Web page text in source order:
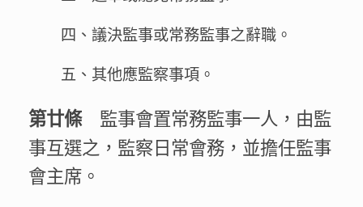
四、議決監事或常務監事之辭職。
五、其他應監察事項。
第廿條監事會置常務監事一人，由監
事互選之，監察日常會務，並擔任監事
會主席。